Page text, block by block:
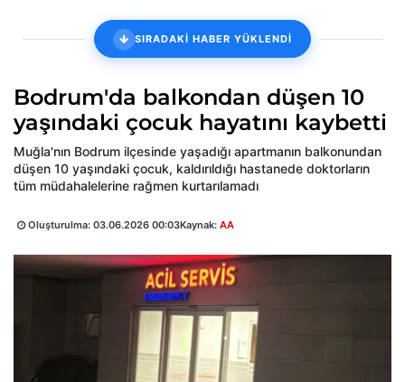
SIRADAKİ HABER YÜKLENDİ
Bodrum'da balkondan düşen 10
yaşındaki çocuk hayatını kaybetti
Muğla'nın Bodrum ilçesinde yaşadığı apartmanın balkonundan
düşen 10 yaşındaki çocuk, kaldırıldığı hastanede doktorların
tüm müdahalelerine rağmen kurtarılamadı
Oluşturulma: 03.06.2026 00:03Kaynak: AA